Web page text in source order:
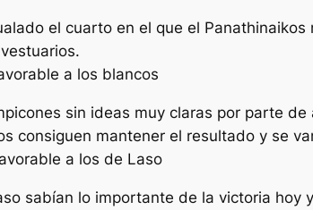
el cuarto en el que el
a los blancos
sin ideas muy claras por parte
consiguen mantener el resultado y se
a los de Laso
sabían lo importante de la victoria